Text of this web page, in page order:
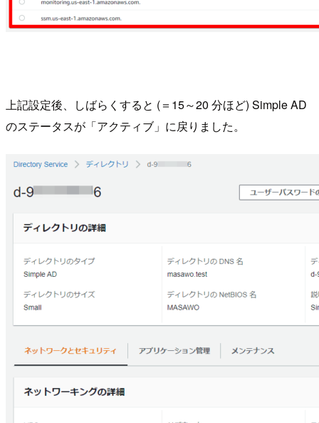
上記設定後、しばらくすると (＝15～20 分ほど) Simple AD
のステータスが「アクティブ」に戻りました。